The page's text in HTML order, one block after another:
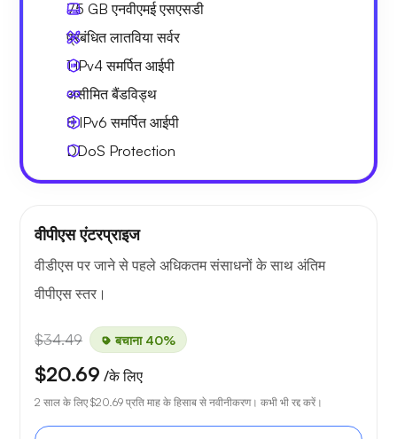
75 GB एनवीएमई एसएसडी
प्रबंधित लातविया सर्वर
1 IPv4समर्पित आईपी
असीमित बैंडविड्थ
8 IPv6समर्पित आईपी
DDoS Protection
वीपीएस एंटरप्राइज
वीडीएस पर जाने से पहले अधिकतम संसाधनों के साथ अंतिम
वीपीएस स्तर।
$34.49 बचाना 40%
$20.69 /के लिए
2 साल के लिए $20.69 प्रति माह के हिसाब से नवीनीकरण। कभी भी रद्द करें।